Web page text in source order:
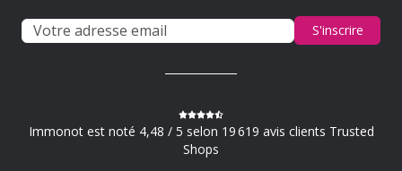
S'inscrire
Immonot est noté 4,48 / 5 selon 19 619 avis clients Trusted
Shops